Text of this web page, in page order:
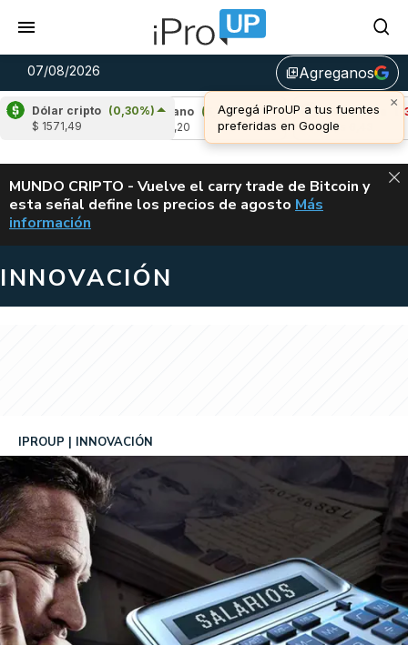
07/08/2026 library_addAgreganos
Dólar cripto (0,30%)
$ 1571,49
Cardano (5,71%)
Avalanche (-3,42%)
u$s 6,43
ALERTA
MUNDO CRIPTO - Vuelve el carry trade de Bitcoin y
esta señal define los precios de agosto VUELVE EL
Más
información
INNOVACIÓN
IPROUP INNOVACIÓN